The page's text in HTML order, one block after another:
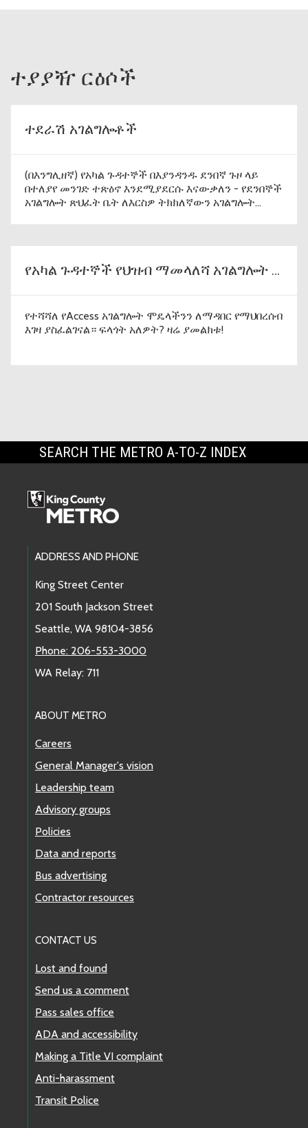
ተያያዥ ርዕሶች
ተደራሽ አገልግሎቶች
(በእንግሊዘኛ) የአካል ጉዳተኞች በእያንዳንዱ ደንበኛ ጉዞ ላይ
በተለያየ መንገድ ተጽዕኖ እንደሚያደርሱ እናውቃለን - የደንበኞች
አገልግሎት ጽህፈት ቤት ለእርስዎ ትክክለኛውን አገልግሎት
የአካል ጉዳተኞች የህዝብ ማመላለሻ አገልግሎት ተንቀሳቃሽ ቦርድ የወደፊት ዕጣ ፈንታ
የተሻሻለ የAccess አገልግሎት ሞዴላችንን ለማዳበር የማህበረሰብ
እገዛ ያስፈልገናል። ፍላጎት አለዎት? ዛሬ ያመልክቱ!
SEARCH THE METRO A-TO-Z INDEX
Footer Links
ADDRESS AND PHONE
King Street Center
201 South Jackson Street
Seattle, WA 98104-3856
Phone: 206-553-3000
WA Relay: 711
ABOUT METRO
Careers
General Manager's vision
Leadership team
Advisory groups
Policies
Data and reports
Bus advertising
Contractor resources
CONTACT US
Lost and found
Send us a comment
Pass sales office
ADA and accessibility
Making a Title VI complaint
Anti-harassment
Transit Police